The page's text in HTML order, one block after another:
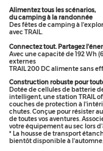
Alimentez tous les scénarios,
du camping à la randonnée
Des fêtes de camping à
avec TRAIL.
Connectez tout. Partagez
Avec une capacité de 192 Wh
externes
TRAIL 200 DC alimente sans
Construction robuste pour
Dotée de cellules de batterie
intelligent, une station TRAIL
couches de protection à
chutes. Conçue pour résister
de toutes vos aventures.
votre équipement au sec lors
* La housse de transport
bientôt disponible à l'automne.